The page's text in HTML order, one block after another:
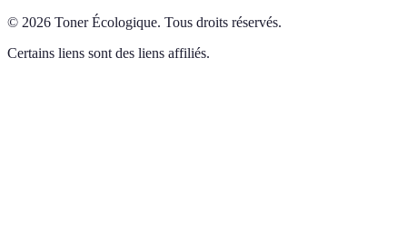
© 2026 Toner Écologique. Tous droits réservés.
Certains liens sont des liens affiliés.